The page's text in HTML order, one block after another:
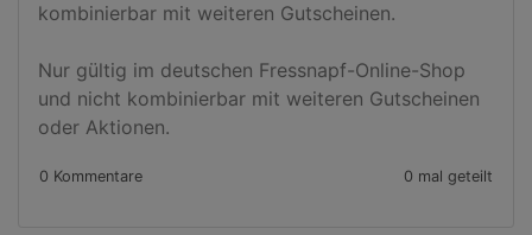
kombinierbar mit weiteren Gutscheinen.
Nur gültig im deutschen Fressnapf-Online-Shop
und nicht kombinierbar mit weiteren Gutscheinen
oder Aktionen.
0 Kommentare 0 mal geteilt